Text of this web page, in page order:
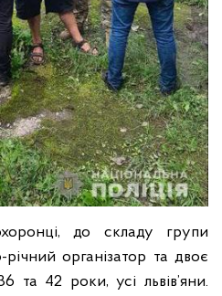
до складу групи
організатор та двоє
та 42 роки, усі львів’яни.